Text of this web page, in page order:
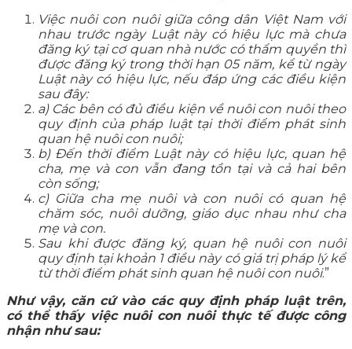
Việc nuôi con nuôi giữa công dân Việt Nam với
nhau trước ngày Luật này có hiệu lực mà chưa
đăng ký tại cơ quan nhà nước có thẩm quyền thì
được đăng ký trong thời hạn 05 năm, kể từ ngày
Luật này có hiệu lực, nếu đáp ứng các điều kiện
sau đây:
a) Các bên có đủ điều kiện về nuôi con nuôi theo
quy định của pháp luật tại thời điểm phát sinh
quan hệ nuôi con nuôi;
b) Đến thời điểm Luật này có hiệu lực, quan hệ
cha, mẹ và con vẫn đang tồn tại và cả hai bên
còn sống;
c) Giữa cha mẹ nuôi và con nuôi có quan hệ
chăm sóc, nuôi dưỡng, giáo dục nhau như cha
mẹ và con.
Sau khi được đăng ký, quan hệ nuôi con nuôi
quy định tại khoản 1 điều này có giá trị pháp lý kể
từ thời điểm phát sinh quan hệ nuôi con nuôi.”
Như vậy, căn cứ vào các quy định pháp luật trên,
có thể thấy việc nuôi con nuôi thực tế được công
nhận như sau: